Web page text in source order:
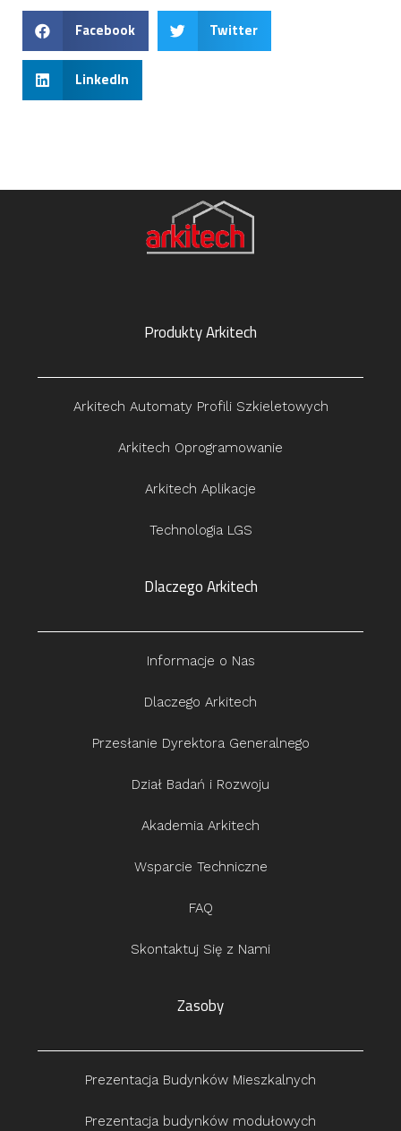
Facebook Twitter
LinkedIn
Produkty Arkitech
Arkitech Automaty Profili Szkieletowych
Arkitech Oprogramowanie
Arkitech Aplikacje
Technologia LGS
Dlaczego Arkitech
Informacje o Nas
Dlaczego Arkitech
Przesłanie Dyrektora Generalnego
Dział Badań i Rozwoju
Akademia Arkitech
Wsparcie Techniczne
FAQ
Skontaktuj Się z Nami
Zasoby
Prezentacja Budynków Mieszkalnych
Prezentacja budynków modułowych